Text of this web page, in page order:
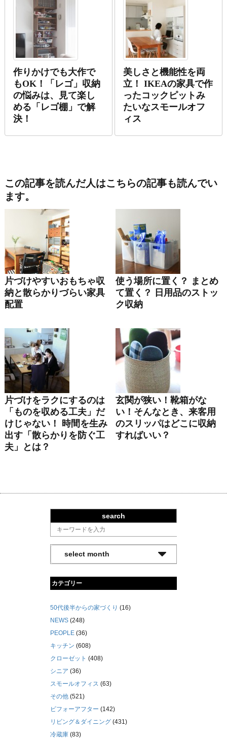
作りかけでも大作で
もOK！「レゴ」収納
の悩みは、見て楽し
める「レゴ棚」で解
決！
美しさと機能性を両
立！ IKEAの家具で作
ったコックピットみ
たいなスモールオフ
ィス
この記事を読んだ人はこちらの記事も読んでい
ます。
片づけやすいおもちゃ収
納と散らかりづらい家具
配置
使う場所に置く？ まとめ
て置く？ 日用品のストッ
ク収納
片づけをラクにするのは
「ものを収める工夫」だ
けじゃない！ 時間を生み
出す「散らかりを防ぐ工
夫」とは？
玄関が狭い！靴箱がな
い！そんなとき、来客用
のスリッパはどこに収納
すればいい？
search
カテゴリー
50代後半からの家づくり (16)
NEWS (248)
PEOPLE (36)
キッチン (608)
クローゼット (408)
シニア (36)
スモールオフィス (63)
その他 (521)
ビフォーアフター (142)
リビング＆ダイニング (431)
冷蔵庫 (83)